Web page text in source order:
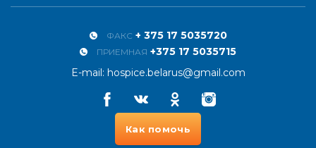
ФАКС + 375 17 5035720
ПРИЕМНАЯ +375 17 5035715
E-mail: hospice.belarus@gmail.com
FacebookVkontakteOdnoklassnikiInstagram
Как помочь